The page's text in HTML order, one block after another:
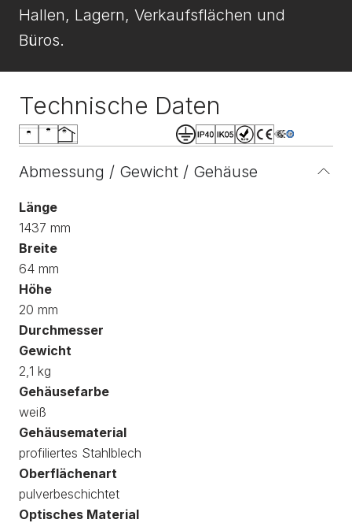
Hallen, Lagern, Verkaufsflächen und
Büros.
Technische Daten
Abmessung / Gewicht / Gehäuse
Länge
1437 mm
Breite
64 mm
Höhe
20 mm
Durchmesser
Gewicht
2,1 kg
Gehäusefarbe
weiß
Gehäusematerial
profiliertes Stahlblech
Oberflächenart
pulverbeschichtet
Optisches Material